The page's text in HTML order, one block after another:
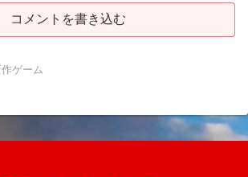
コメントを書き込む
作ゲーム